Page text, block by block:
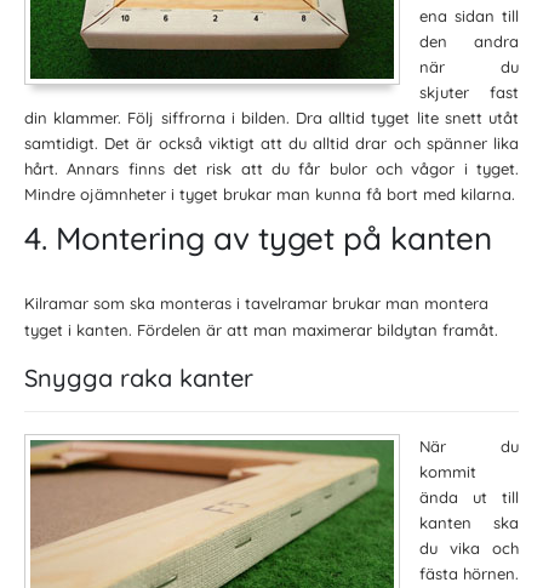
ena sidan till
den andra
när du
skjuter fast
din klammer. Följ siffrorna i bilden. Dra alltid tyget lite snett utåt
samtidigt. Det är också viktigt att du alltid drar och spänner lika
hårt. Annars finns det risk att du får bulor och vågor i tyget.
Mindre ojämnheter i tyget brukar man kunna få bort med kilarna.
4. Montering av tyget på kanten
Kilramar som ska monteras i tavelramar brukar man montera
tyget i kanten. Fördelen är att man maximerar bildytan framåt.
Snygga raka kanter
När du
kommit
ända ut till
kanten ska
du vika och
fästa hörnen.